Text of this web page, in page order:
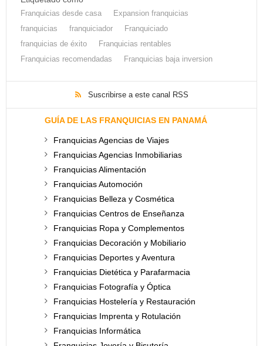
Franquicias desde casa
Expansion franquicias
franquicias
franquiciador
Franquiciado
franquicias de éxito
Franquicias rentables
Franquicias recomendadas
Franquicias baja inversion
Suscribirse a este canal RSS
GUÍA DE LAS FRANQUICIAS EN PANAMÁ
Franquicias Agencias de Viajes
Franquicias Agencias Inmobiliarias
Franquicias Alimentación
Franquicias Automoción
Franquicias Belleza y Cosmética
Franquicias Centros de Enseñanza
Franquicias Ropa y Complementos
Franquicias Decoración y Mobiliario
Franquicias Deportes y Aventura
Franquicias Dietética y Parafarmacia
Franquicias Fotografía y Óptica
Franquicias Hostelería y Restauración
Franquicias Imprenta y Rotulación
Franquicias Informática